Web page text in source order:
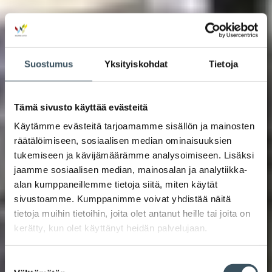
Suostumus Yksityiskohdat Tietoja
Tämä sivusto käyttää evästeitä
Käytämme evästeitä tarjoamamme sisällön ja mainosten
räätälöimiseen, sosiaalisen median ominaisuuksien
tukemiseen ja kävijämäärämme analysoimiseen. Lisäksi
jaamme sosiaalisen median, mainosalan ja analytiikka-
alan kumppaneillemme tietoja siitä, miten käytät
sivustoamme. Kumppanimme voivat yhdistää näitä
tietoja muihin tietoihin, joita olet antanut heille tai joita on
kerätty, kun olet käyttänyt heidän palvelujaan.